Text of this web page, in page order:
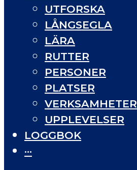
UTFORSKA
LÅNGSEGLA
LÄRA
RUTTER
PERSONER
PLATSER
VERKSAMHETER
UPPLEVELSER
LOGGBOK
···